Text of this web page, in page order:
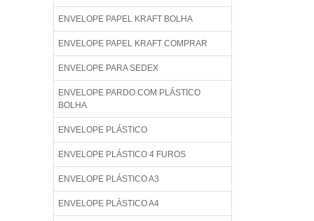
ENVELOPE PAPEL KRAFT BOLHA
ENVELOPE PAPEL KRAFT COMPRAR
ENVELOPE PARA SEDEX
ENVELOPE PARDO COM PLÁSTICO
BOLHA
ENVELOPE PLÁSTICO
ENVELOPE PLÁSTICO 4 FUROS
ENVELOPE PLÁSTICO A3
ENVELOPE PLÁSTICO A4